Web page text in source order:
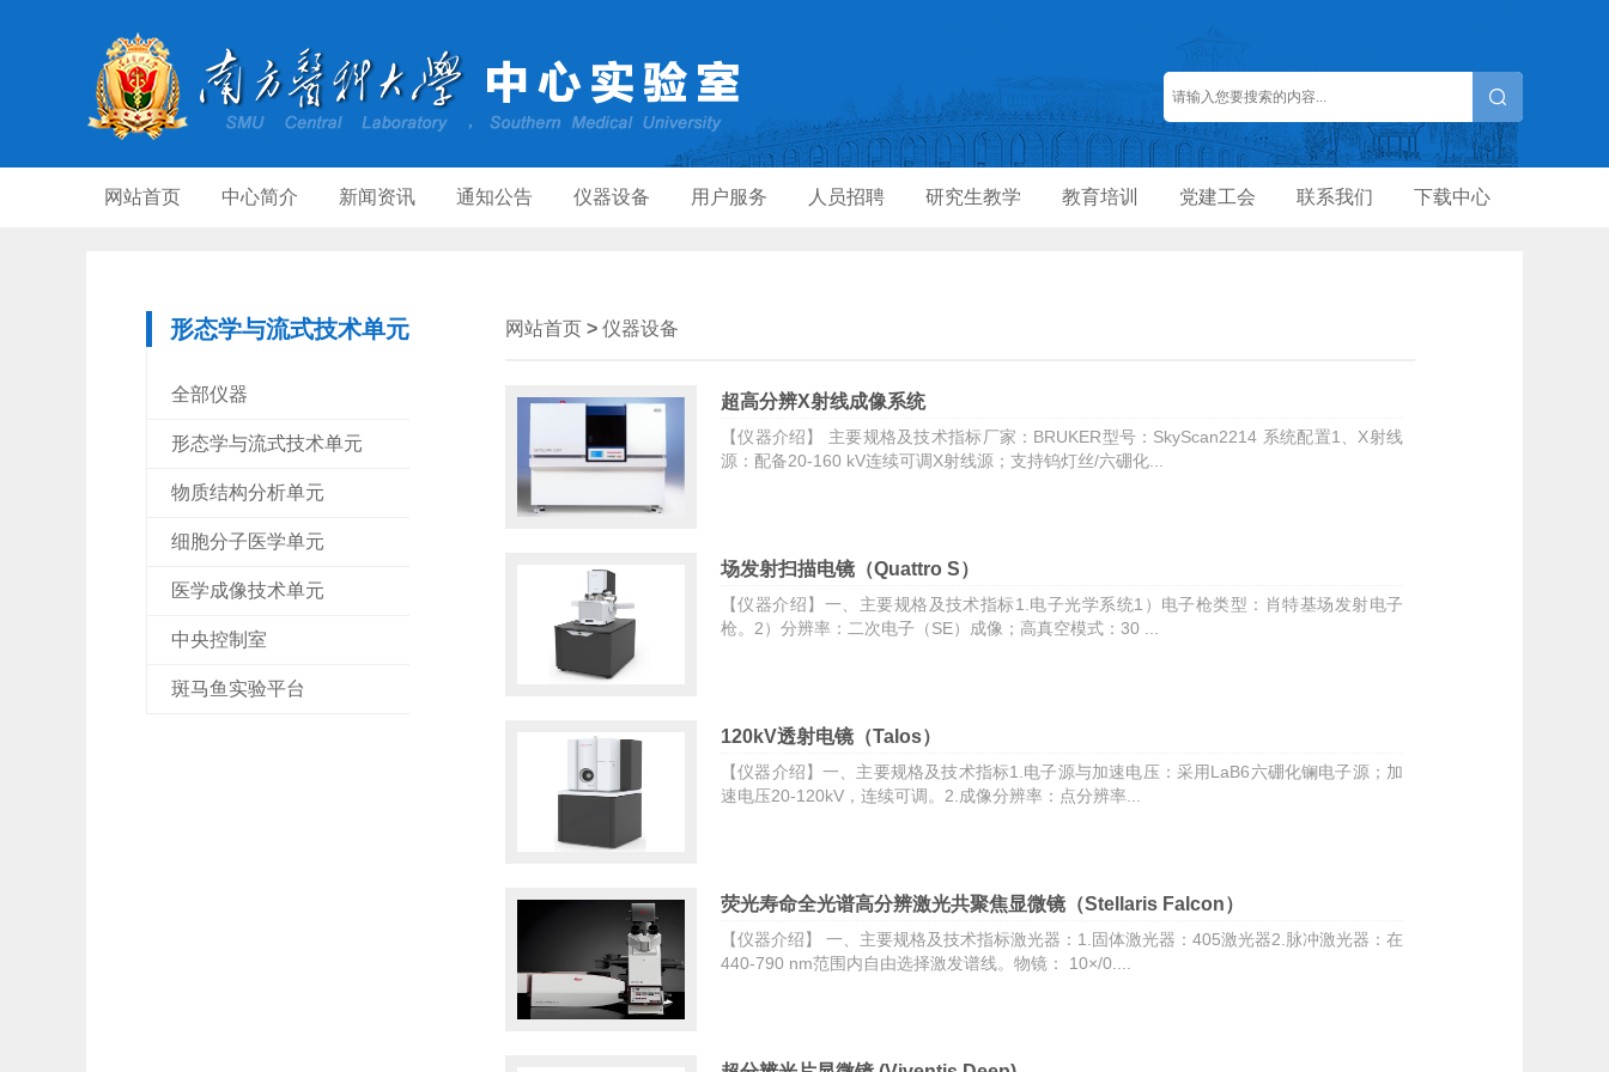
网站首页 中心简介 新闻资讯 通知公告 仪器设备 用户服务 人员招聘 研究生教学 教育培训 党建工会 联系我们 下载中心
形态学与流式技术单元
全部仪器
形态学与流式技术单元
物质结构分析单元
细胞分子医学单元
医学成像技术单元
中央控制室
斑马鱼实验平台
网站首页 > 仪器设备
超高分辨X射线成像系统
【仪器介绍】 主要规格及技术指标厂家：BRUKER型号：SkyScan2214 系统配置1、X射线
源：配备20-160 kV连续可调X射线源；支持钨灯丝/六硼化...
场发射扫描电镜（Quattro S）
【仪器介绍】一、主要规格及技术指标1.电子光学系统1）电子枪类型：肖特基场发射电子
枪。2）分辨率：二次电子（SE）成像；高真空模式：30 ...
120kV透射电镜（Talos）
【仪器介绍】一、主要规格及技术指标1.电子源与加速电压：采用LaB6六硼化镧电子源；加
速电压20-120kV，连续可调。2.成像分辨率：点分辨率...
荧光寿命全光谱高分辨激光共聚焦显微镜（Stellaris Falcon）
【仪器介绍】 一、主要规格及技术指标激光器：1.固体激光器：405激光器2.脉冲激光器：在
440-790 nm范围内自由选择激发谱线。物镜： 10×/0....